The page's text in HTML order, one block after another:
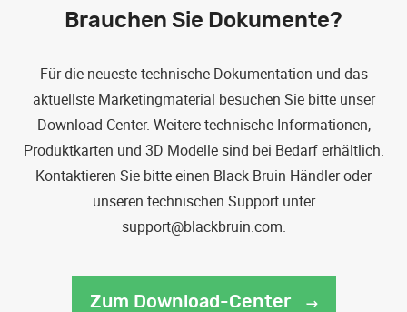
Brauchen Sie Dokumente?
Für die neueste technische Dokumentation und das
aktuellste Marketingmaterial besuchen Sie bitte unser
Download-Center. Weitere technische Informationen,
Produktkarten und 3D Modelle sind bei Bedarf erhältlich.
Kontaktieren Sie bitte einen Black Bruin Händler oder
unseren technischen Support unter
support@blackbruin.com.
Zum Download-Center